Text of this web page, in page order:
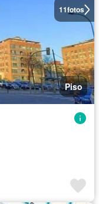
11fotos
Piso